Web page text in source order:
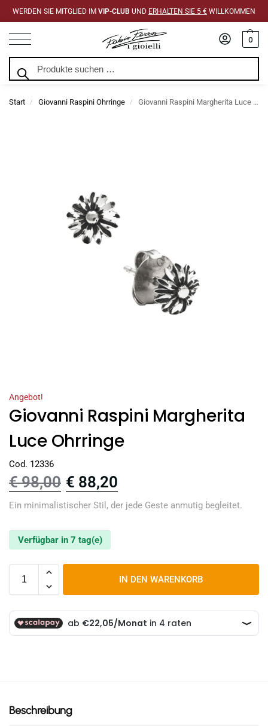
WERDEN SIE MITGLIED IM VIP-CLUB UND ERHALTEN SIE 5 € WILLKOMMEN
0
Start / Giovanni Raspini Ohrringe / Giovanni Raspini Margherita Luce Ohrringe
Angebot!
Giovanni Raspini Margherita
Luce Ohrringe
Cod. 12336
€98,00 € 88,20
Ein minimalistischer Stil, der jede Geste anmutig begleitet.
Verfügbar in 7 tag(e)
IN DEN WARENKORB
Beschreibung